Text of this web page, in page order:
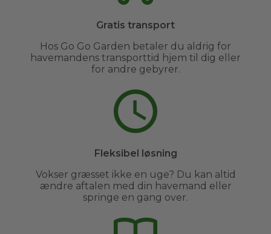
Gratis transport
Hos Go Go Garden betaler du aldrig for
havemandens transporttid hjem til dig eller
for andre gebyrer.
Fleksibel løsning
Vokser græsset ikke en uge? Du kan altid
ændre aftalen med din havemand eller
springe en gang over.